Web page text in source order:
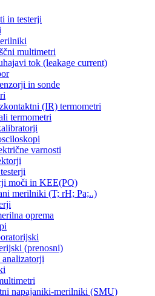
in testerji
multimetri
tok (leakage current)
in sonde
(IR) termometri
termometri
varnosti
moči in KEE(PQ)
merilniki (T; rH; Pa;..)
oprema
(prenosni)
analizatorji
napajaniki-merilniki (SMU)